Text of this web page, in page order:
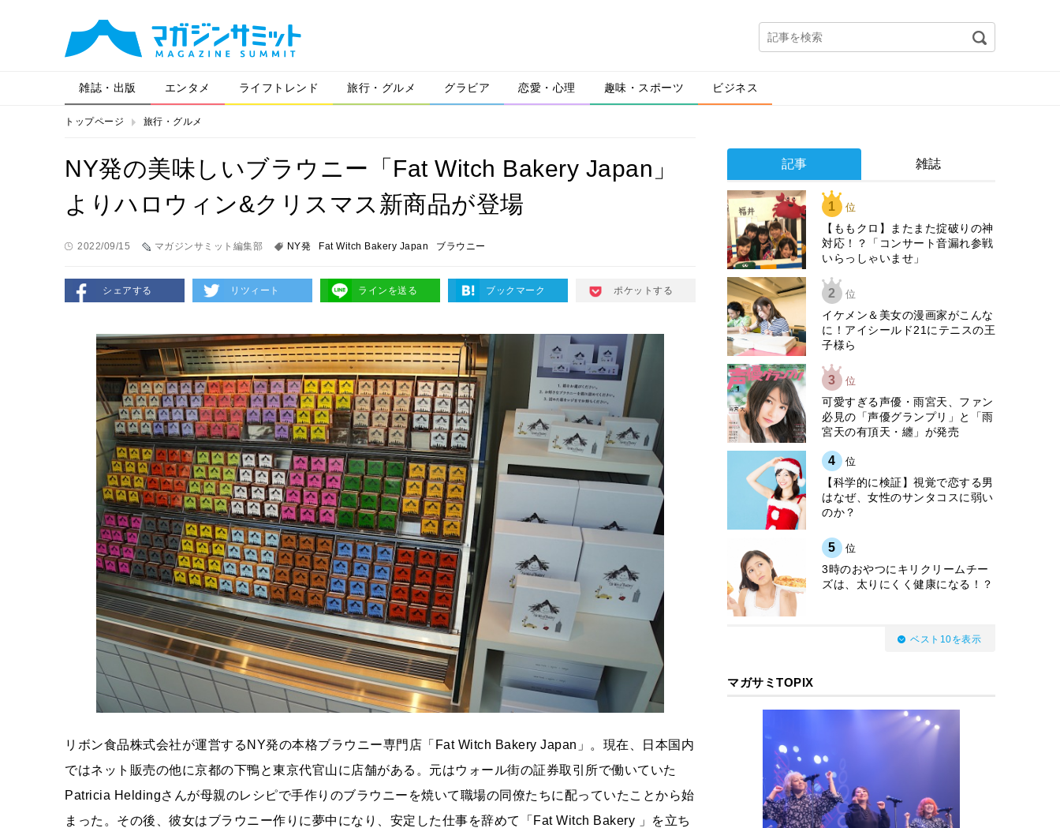
雑誌・出版 エンタメ ライフトレンド 旅行・グルメ グラビア 恋愛・心理 趣味・スポーツ ビジネス
トップページ 旅行・グルメ
NY発の美味しいブラウニー「Fat Witch Bakery Japan」
よりハロウィン&クリスマス新商品が登場
2022/09/15 マガジンサミット編集部 NY発 Fat Witch Bakery Japan ブラウニー
シェアする リツィート ラインを送る ブックマーク ポケットする
リボン食品株式会社が運営するNY発の本格ブラウニー専門店「Fat Witch Bakery Japan」。現在、日本国内
ではネット販売の他に京都の下鴨と東京代官山に店舗がある。元はウォール街の証券取引所で働いていた
Patricia Heldingさんが母親のレシピで手作りのブラウニーを焼いて職場の同僚たちに配っていたことから始
まった。その後、彼女はブラウニー作りに夢中になり、安定した仕事を辞めて「Fat Witch Bakery 」を立ち
記事 雑誌
1 位
【ももクロ】またまた掟破りの神
対応！？「コンサート音漏れ参戦
いらっしゃいませ」
2 位
イケメン＆美女の漫画家がこんな
に！アイシールド21にテニスの王
子様ら
3 位
可愛すぎる声優・雨宮天、ファン
必見の「声優グランプリ」と「雨
宮天の有頂天・纏」が発売
4 位
【科学的に検証】視覚で恋する男
はなぜ、女性のサンタコスに弱い
のか？
5 位
3時のおやつにキリクリームチー
ズは、太りにくく健康になる！？
ベスト10を表示
マガサミTOPIX